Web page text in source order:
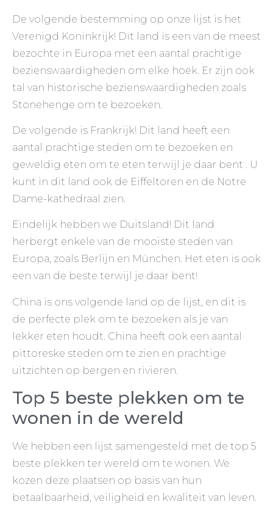
De volgende bestemming op onze lijst is het
Verenigd Koninkrijk! Dit land is een van de meest
bezochte in Europa met een aantal prachtige
bezienswaardigheden om elke hoek. Er zijn ook
tal van historische bezienswaardigheden zoals
Stonehenge om te bezoeken.
De volgende is Frankrijk! Dit land heeft een
aantal prachtige steden om te bezoeken en
geweldig eten om te eten terwijl je daar bent . U
kunt in dit land ook de Eiffeltoren en de Notre
Dame-kathedraal zien.
Eindelijk hebben we Duitsland! Dit land
herbergt enkele van de mooiste steden van
Europa, zoals Berlijn en München. Het eten is ook
een van de beste terwijl je daar bent!
China is ons volgende land op de lijst, en dit is
de perfecte plek om te bezoeken als je van
lekker eten houdt. China heeft ook een aantal
pittoreske steden om te zien en prachtige
uitzichten op bergen en rivieren.
Top 5 beste plekken om te
wonen in de wereld
We hebben een lijst samengesteld met de top 5
beste plekken ter wereld om te wonen. We
kozen deze plaatsen op basis van hun
betaalbaarheid, veiligheid en kwaliteit van leven.